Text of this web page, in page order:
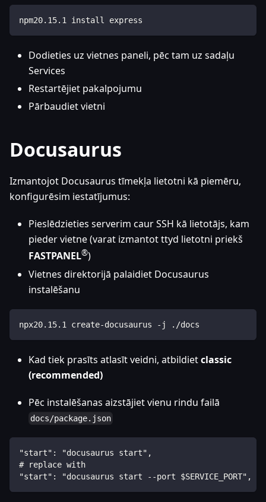
npm20. 15.1 install express
Dodieties uz vietnes paneli, pēc tam uz sadaļu
Services
Restartējiet pakalpojumu
Pārbaudiet vietni
Docusaurus
Izmantojot Docusaurus tīmekļa lietotni kā piemēru,
konfigurēsim iestatījumus:
Pieslēdzieties serverim caur SSH kā lietotājs, kam
pieder vietne (varat izmantot ttyd lietotni priekš
FASTPANEL®)
Vietnes direktorijā palaidiet Docusaurus
instalēšanu
npx20.15.1 create-docusaurus -j ./docs
Kad tiek prasīts atlasīt veidni, atbildietclassic
(recommended)
Pēc instalēšanas aizstājiet vienu rindu failā
docs/package.json
"start": "docusaurus start",
# replace with
"start": "docusaurus start --port $SERVICE_PORT",